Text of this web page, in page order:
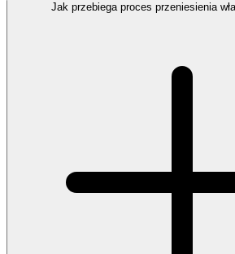
Jak przebiega proces przeniesienia